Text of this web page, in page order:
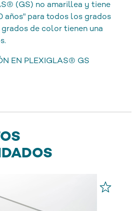
(GS) no amarillea y tiene
años" para todos los grados
de color tienen una
EN PLEXIGLAS® GS